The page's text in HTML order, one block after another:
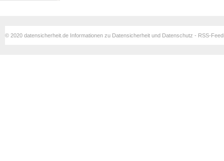
© 2020 datensicherheit.de Informationen zu Datensicherheit und Datenschutz - RSS-